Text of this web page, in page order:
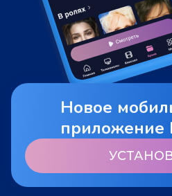
Новое
приложение